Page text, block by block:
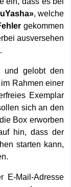
, welche
gekommen
ausversehen
und gelobt den
Rahmen einer
Exemplar
sich an den
Box erworben
hin, dass der
starten kann,
E-Mail-Adresse